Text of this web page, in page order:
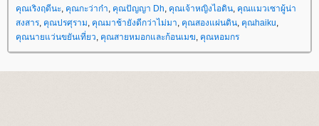
คุณเริงฤดีนะ คุณกะว่าก๋า คุณปัญญา Dh คุณเจ้าหญิงไอดิน คุณแมวเซาผู้น่า
สงสาร คุณปรศุราม คุณมาช้ายังดีกว่าไม่มา คุณสองแผ่นดิน คุณhaiku
คุณนายแว่นขยันเที่ยว คุณสายหมอกและก้อนเมฆ คุณหอมกร